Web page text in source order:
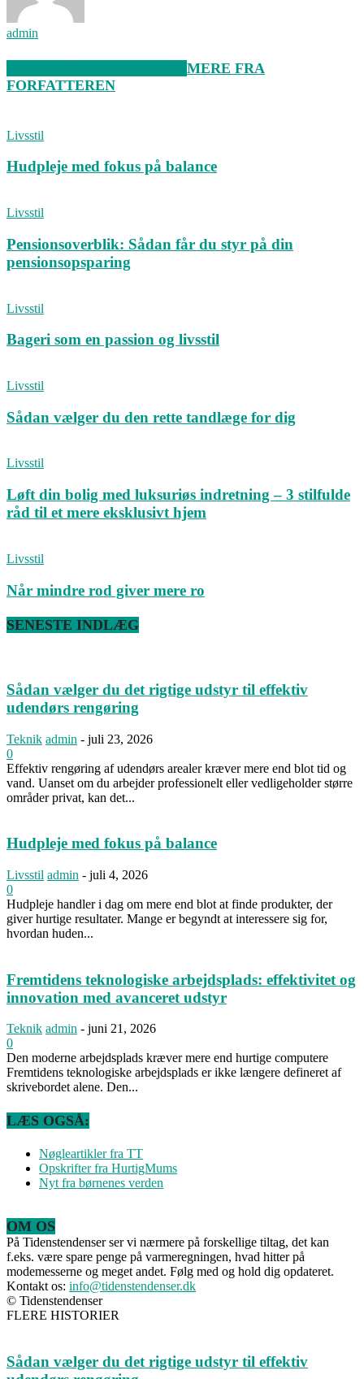
admin
MERE FRA
FORFATTEREN
Livsstil
Hudpleje med fokus på balance
Livsstil
Pensionsoverblik: Sådan får du styr på din
pensionsopsparing
Livsstil
Bageri som en passion og livsstil
Livsstil
Sådan vælger du den rette tandlæge for dig
Livsstil
Løft din bolig med luksuriøs indretning – 3 stilfulde
råd til et mere eksklusivt hjem
Livsstil
Når mindre rod giver mere ro
SENESTE INDLÆG
Sådan vælger du det rigtige udstyr til effektiv
udendørs rengøring
Teknik admin - juli 23, 2026
0
Effektiv rengøring af udendørs arealer kræver mere end blot tid og
vand. Uanset om du arbejder professionelt eller vedligeholder større
områder privat, kan det...
Hudpleje med fokus på balance
Livsstil admin - juli 4, 2026
0
Hudpleje handler i dag om mere end blot at finde produkter, der
giver hurtige resultater. Mange er begyndt at interessere sig for,
hvordan huden...
Fremtidens teknologiske arbejdsplads: effektivitet og
innovation med avanceret udstyr
Teknik admin - juni 21, 2026
0
Den moderne arbejdsplads kræver mere end hurtige computere
Fremtidens teknologiske arbejdsplads er ikke længere defineret af
skrivebordet alene. Den...
LÆS OGSÅ:
Nøgleartikler fra TT
Opskrifter fra HurtigMums
Nyt fra børnenes verden
OM OS
På Tidenstendenser ser vi nærmere på forskellige tiltag, det kan
f.eks. være spare penge på varmeregningen, hvad hitter på
modemesserne og meget andet. Følg med og hold dig opdateret.
Kontakt os: info@tidenstendenser.dk
© Tidenstendenser
FLERE HISTORIER
Sådan vælger du det rigtige udstyr til effektiv